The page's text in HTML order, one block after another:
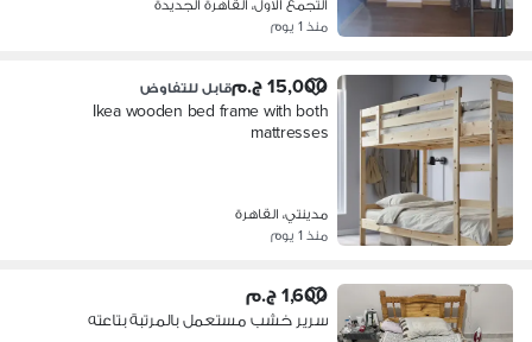
التجمع الاول، القاهرة الجديدة
منذ 1 يوم
15,000 ج.م قابل للتفاوض
Ikea wooden bed frame with both
mattresses
مدينتي، القاهرة
منذ 1 يوم
1,600 ج.م
سرير خشب مستعمل بالمرتبة بتاعته